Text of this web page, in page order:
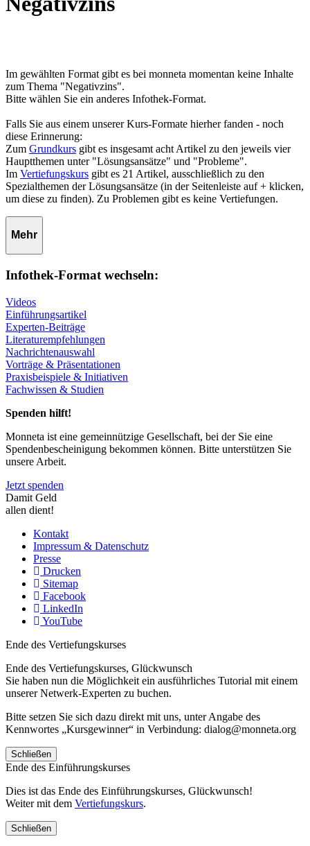
Im gewählten Format gibt es bei monneta momentan keine Inhalte
zum Thema "Negativzins".
Bitte wählen Sie ein anderes Infothek-Format.
Falls Sie aus einem unserer Kurs-Formate hierher fanden - noch
diese Erinnerung:
Zum Grundkurs gibt es insgesamt acht Artikel zu den jeweils vier
Hauptthemen unter "Lösungsansätze" und "Probleme".
Im Vertiefungskurs gibt es 21 Artikel, ausschließlich zu den
Spezialthemen der Lösungsansätze (in der Seitenleiste auf + klicken,
um diese zu finden). Zu Problemen gibt es keine Vertiefungen.
Mehr
Infothek-Format wechseln:
Videos
Einführungsartikel
Experten-Beiträge
Literaturempfehlungen
Nachrichtenauswahl
Vorträge & Präsentationen
Praxisbeispiele & Initiativen
Fachwissen & Studien
Spenden hilft!
Monneta ist eine gemeinnützige Gesellschaft, bei der Sie eine
Spendenbescheinigung bekommen können. Bitte unterstützen Sie
unsere Arbeit.
Jetzt spenden
Damit Geld
allen dient!
Kontakt
Impressum & Datenschutz
Presse
Drucken
Sitemap
Facebook
LinkedIn
YouTube
Ende des Vertiefungskurses
Ende des Vertiefungskurses, Glückwunsch
Sie haben nun die Möglichkeit ein ausführliches Tutorial mit einem
unserer Netwerk-Experten zu buchen.
Bitte setzen Sie sich dazu direkt mit uns, unter Angabe des
Kennwortes „Kursgewinner“ in Verbindung: dialog@monneta.org
Schließen
Ende des Einführungskurses
Dies ist das Ende des Einführungskurses, Glückwunsch!
Weiter mit dem Vertiefungskurs.
Schließen